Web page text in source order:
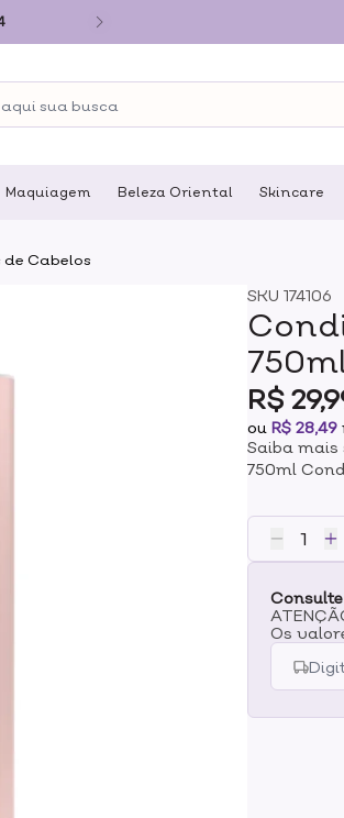
Maquiagem Beleza Oriental Skincare
de Cabelos
SKU174106
R$
ouR$ 28,49
Saiba mais
750ml
Jacques
Linhaça,
boa rotina
a 5
Os